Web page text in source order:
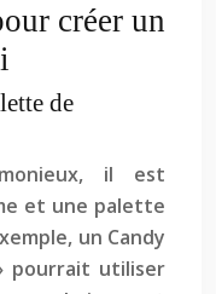
créer un
de
il est
et une palette
un Candy
pourrait utiliser